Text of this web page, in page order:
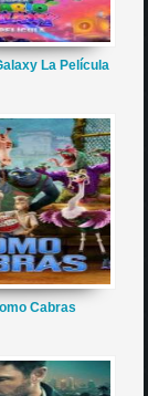
La Película
Cabras